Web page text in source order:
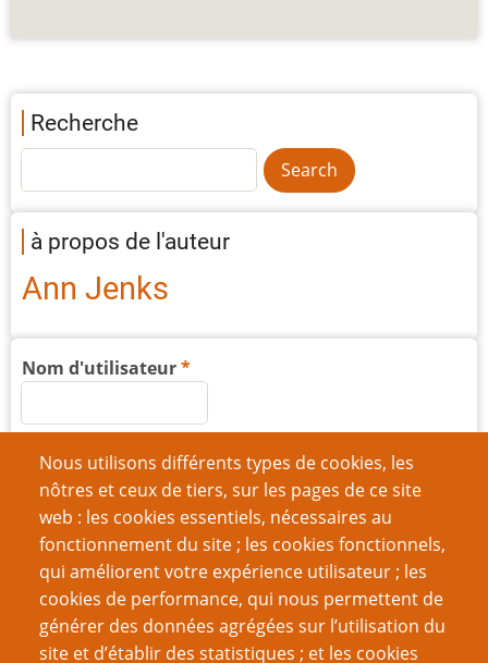
Nous utilisons différents types de cookies, les
nôtres et ceux de tiers, sur les pages de ce site
web : les cookies essentiels, nécessaires au
fonctionnement du site ; les cookies fonctionnels,
qui améliorent votre expérience utilisateur ; les
cookies de performance, qui nous permettent de
générer des données agrégées sur l’utilisation du
site et d’établir des statistiques ; et les cookies
Recherche
à propos de l'auteur
Ann Jenks
Nom d'utilisateur
Mot de passe
Créer un nouveau compte
Réinitialiser votre mot de passe